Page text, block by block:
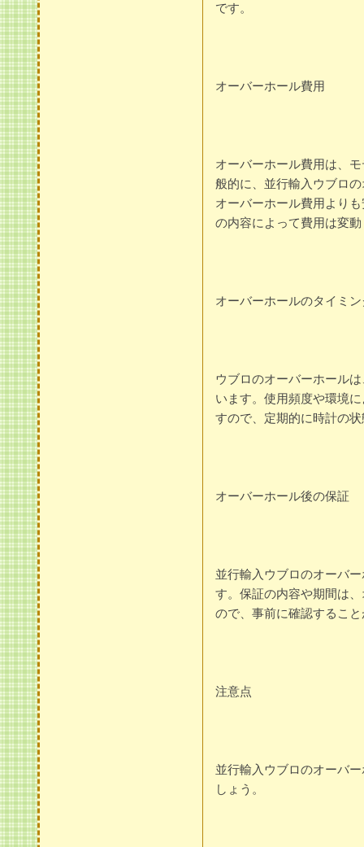
です。
オーバーホール費用
オーバーホール費用は、
般的に、並行輸入ウブロ
オーバーホール費用より
の内容によって費用は変
オーバーホールのタイミン
ウブロのオーバーホール
います。使用頻度や環境
すので、定期的に時計の
オーバーホール後の保証
並行輸入ウブロのオーバ
す。保証の内容や期間は
ので、事前に確認するこ
注意点
並行輸入ウブロのオーバ
しょう。